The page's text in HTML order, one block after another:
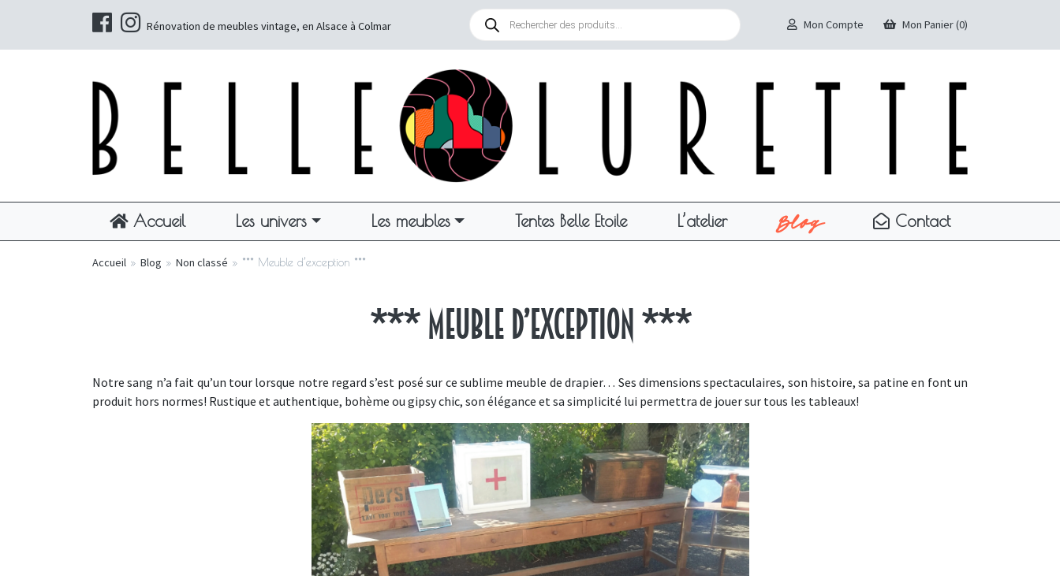
Rénovation de meubles vintage, en Alsace à Colmar
Recherche
produits
Mon Compte Mon Panier (0)
Accueil Les univers Les meubles Tentes Belle Etoile L’atelier Blog Contact
Accueil » Blog » Non classé » *** Meuble d’exception ***
*** Meuble d’exception ***
Notre sang n’a fait qu’un tour lorsque notre regard s’est posé sur ce sublime meuble de drapier… Ses dimensions spectaculaires, son histoire, sa patine en font un
produit hors normes! Rustique et authentique, bohème ou gipsy chic, son élégance et sa simplicité lui permettra de jouer sur tous les tableaux!